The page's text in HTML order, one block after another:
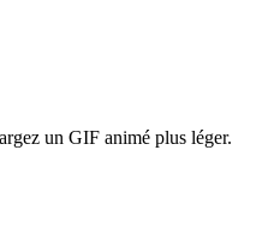
un GIF animé plus léger.